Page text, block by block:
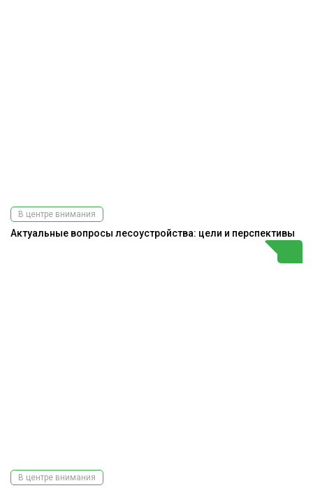
В центре внимания
Актуальные вопросы лесоустройства: цели и перспективы
В центре внимания